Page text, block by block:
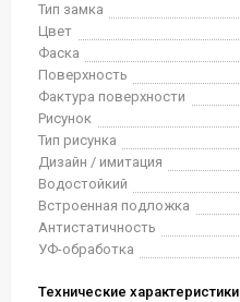
Тип замка
Цвет
Фаска
Поверхность
Фактура поверхности
Рисунок
Тип рисунка
Дизайн / имитация
Водостойкий
Встроенная подложка
Антистатичность
УФ-обработка
Технические характеристики